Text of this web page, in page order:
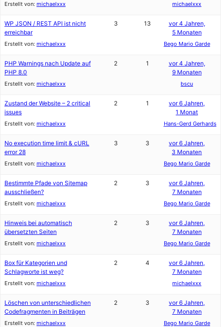
Erstellt von: michaelxxx michaelxxx
WP JSON / REST API ist nicht
erreichbar
Erstellt von: michaelxxx
3 13
vor 4 Jahren,
5 Monaten
Bego Mario Garde
PHP Warnings nach Update auf
PHP 8.0
Erstellt von: michaelxxx
2 1
vor 4 Jahren,
9 Monaten
bscu
Zustand der Website – 2 critical
issues
Erstellt von: michaelxxx
2 1
vor 6 Jahren,
1 Monat
Hans-Gerd Gerhards
No execution time limit & cURL
error 28
Erstellt von: michaelxxx
3 3
vor 6 Jahren,
3 Monaten
Bego Mario Garde
Bestimmte Pfade von Sitemap
ausschließen?
Erstellt von: michaelxxx
2 3
vor 6 Jahren,
7 Monaten
Bego Mario Garde
Hinweis bei automatisch
übersetzten Seiten
Erstellt von: michaelxxx
2 3
vor 6 Jahren,
7 Monaten
Bego Mario Garde
Box für Kategorien und
Schlagworte ist weg?
Erstellt von: michaelxxx
2 4
vor 6 Jahren,
7 Monaten
michaelxxx
Löschen von unterschiedlichen
Codefragmenten in Beiträgen
Erstellt von: michaelxxx
2 3
vor 6 Jahren,
7 Monaten
Bego Mario Garde